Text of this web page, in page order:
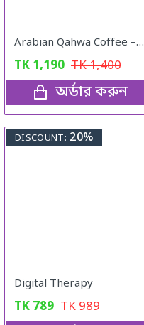
Arabian Qahwa Coffee – অরিজিনাল আরবীয় কফি
TK 1,190 TK1,400
অর্ডার করুন
DISCOUNT: 20%
Digital Therapy
TK 789 TK989